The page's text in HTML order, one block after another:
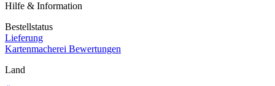
Hilfe & Information
Bestellstatus
Lieferung
Kartenmacherei Bewertungen
Land